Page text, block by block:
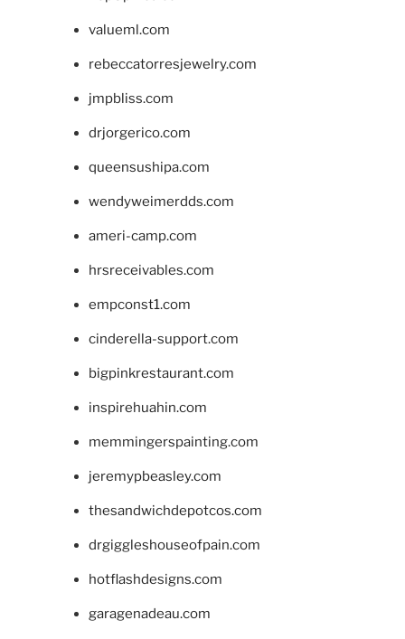
valueml.com
rebeccatorresjewelry.com
jmpbliss.com
drjorgerico.com
queensushipa.com
wendyweimerdds.com
ameri-camp.com
hrsreceivables.com
empconst1.com
cinderella-support.com
bigpinkrestaurant.com
inspirehuahin.com
memmingerspainting.com
jeremypbeasley.com
thesandwichdepotcos.com
drgiggleshouseofpain.com
hotflashdesigns.com
garagenadeau.com